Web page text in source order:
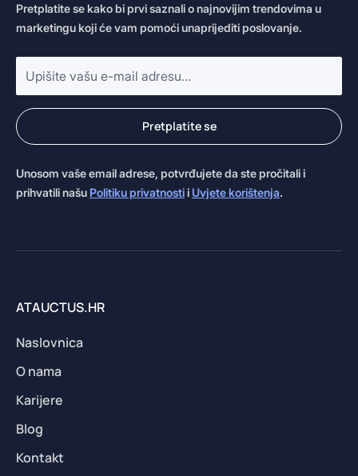
Pretplatite se kako bi prvi saznali o najnovijim trendovima u
marketingu koji će vam pomoći unaprijediti poslovanje.
E-
mail
adresa
*
Pretplatite se
Unosom vaše email adrese, potvrđujete da ste pročitali i
prihvatili našu Politiku privatnostii Uvjete korištenja.
ATAUCTUS.HR
Naslovnica
O nama
Karijere
Blog
Kontakt